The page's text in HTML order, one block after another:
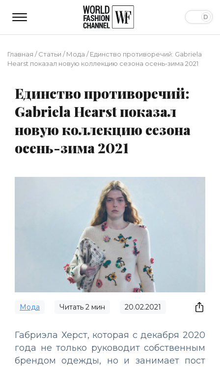
Главная /Статьи /Мода /Единство противоречий: Gabriela
Hearst показал новую коллекцию сезона осень-зима 2021
Единство противоречий:
Gabriela Hearst показал
новую коллекцию сезона
осень-зима 2021
Мода Читать 2 мин 20.02.2021
Габриэла Херст, которая с декабря 2020
года не только руководит собственным
брендом одежды, но и занимает пост